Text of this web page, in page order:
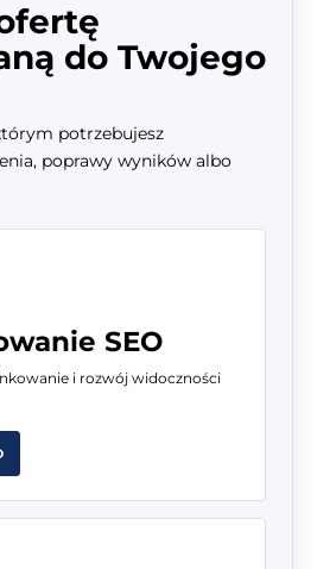
do Twojego
potrzebujesz
poprawy wyników albo
SEO
i rozwój widoczności